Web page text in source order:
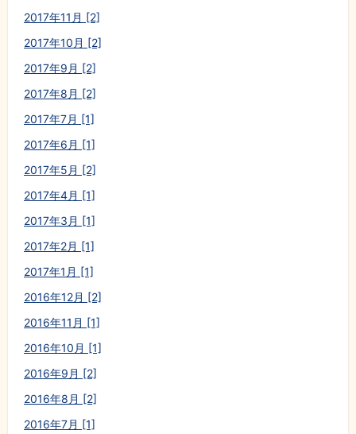
2017年11月 [2]
2017年10月 [2]
2017年9月 [2]
2017年8月 [2]
2017年7月 [1]
2017年6月 [1]
2017年5月 [2]
2017年4月 [1]
2017年3月 [1]
2017年2月 [1]
2017年1月 [1]
2016年12月 [2]
2016年11月 [1]
2016年10月 [1]
2016年9月 [2]
2016年8月 [2]
2016年7月 [1]